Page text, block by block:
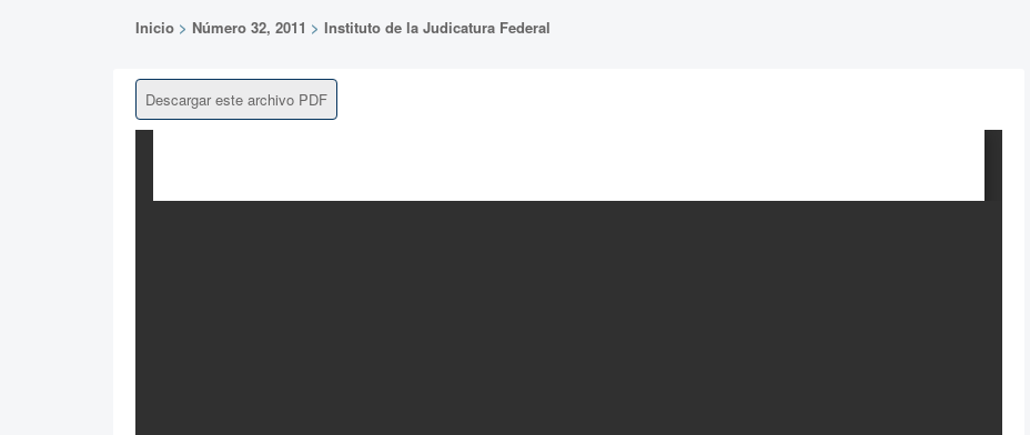
Inicio > Número 32, 2011 > Instituto de la Judicatura Federal
Descargar este archivo PDF